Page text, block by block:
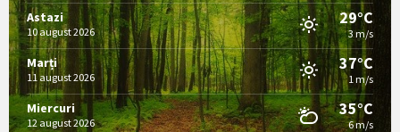
Astazi
10 august 2026
29°C
3 m/s
Marți
11 august 2026
37°C
1 m/s
Miercuri
12 august 2026
35°C
6 m/s